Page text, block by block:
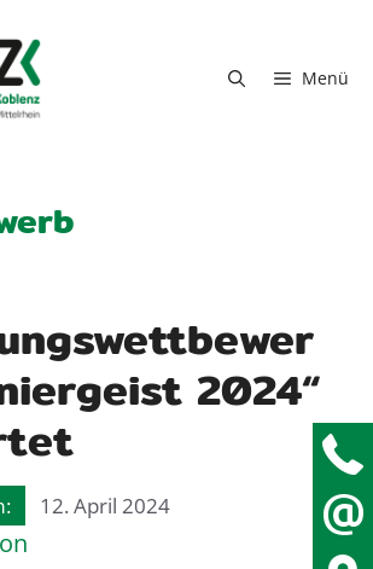
Menü
2024“
12. April 2024